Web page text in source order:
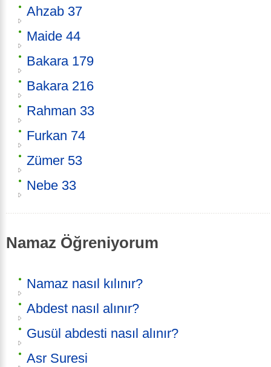
Ahzab 37
Maide 44
Bakara 179
Bakara 216
Rahman 33
Furkan 74
Zümer 53
Nebe 33
Namaz Öğreniyorum
Namaz nasıl kılınır?
Abdest nasıl alınır?
Gusül abdesti nasıl alınır?
Asr Suresi